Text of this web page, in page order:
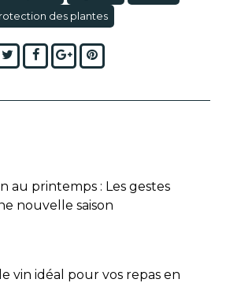
des plantes
TwitterFacebook
Google+Pinterest
au printemps : Les gestes
nouvelle saison
vin idéal pour vos repas en